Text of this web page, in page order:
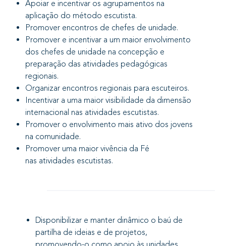
Apoiar e incentivar os agrupamentos na
aplicação do método escutista.
Promover encontros de chefes de unidade.
Promover e incentivar a um maior envolvimento
dos chefes de unidade na concepção e
preparação das atividades pedagógicas
regionais.
Organizar encontros regionais para escuteiros.
Incentivar a uma maior visibilidade da dimensão
internacional nas atividades escutistas.
Promover o envolvimento mais ativo dos jovens
na comunidade.
Promover uma maior vivência da Fé
nas atividades escutistas.
Disponibilizar e manter dinâmico o baú de
partilha de ideias e de projetos,